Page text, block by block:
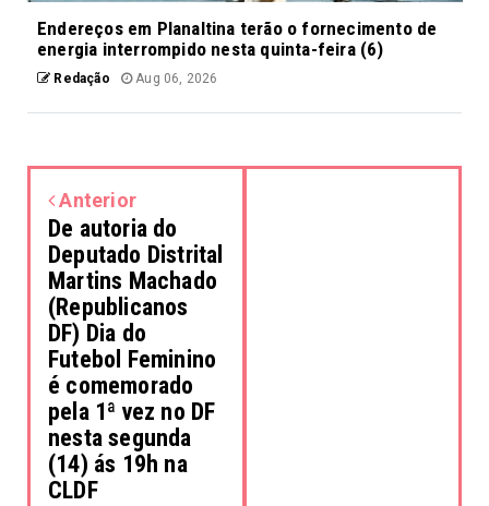
Endereços em Planaltina terão o fornecimento de
energia interrompido nesta quinta-feira (6)
Redação Aug 06, 2026
Anterior
De autoria do
Deputado Distrital
Martins Machado
(Republicanos
DF) Dia do
Futebol Feminino
é comemorado
pela 1ª vez no DF
nesta segunda
(14) ás 19h na
CLDF